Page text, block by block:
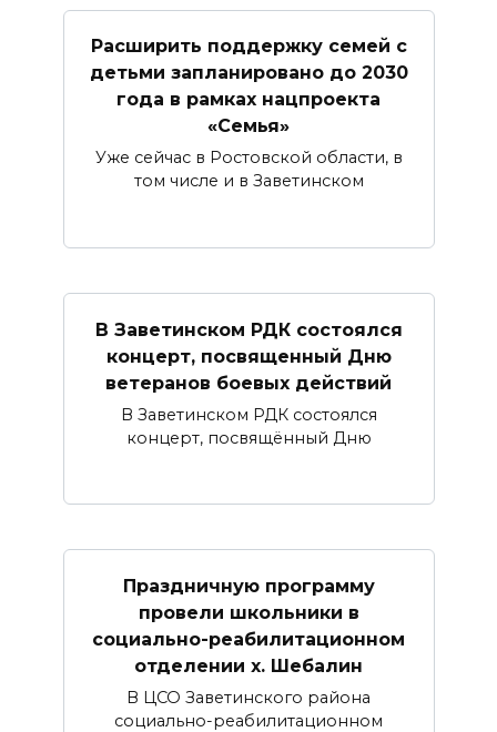
Расширить поддержку семей с
детьми запланировано до 2030
года в рамках нацпроекта
«Семья»
Уже сейчас в Ростовской области, в
том числе и в Заветинском
В Заветинском РДК состоялся
концерт, посвященный Дню
ветеранов боевых действий
В Заветинском РДК состоялся
концерт, посвящённый Дню
Праздничную программу
провели школьники в
социально-реабилитационном
отделении х. Шебалин
В ЦСО Заветинского района
социально-реабилитационном